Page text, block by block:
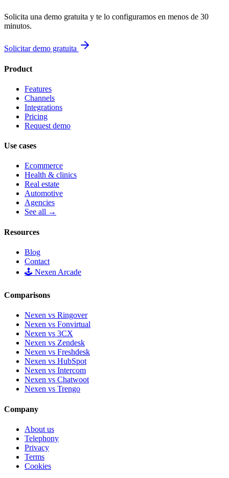
Solicita una demo gratuita y te lo configuramos en menos de 30
minutos.
Solicitar demo gratuita
Product
Features
Channels
Integrations
Pricing
Request demo
Use cases
Ecommerce
Health & clinics
Real estate
Automotive
Agencies
See all →
Resources
Blog
Contact
🕹️ Nexen Arcade
Comparisons
Nexen vs Ringover
Nexen vs Fonvirtual
Nexen vs 3CX
Nexen vs Zendesk
Nexen vs Freshdesk
Nexen vs HubSpot
Nexen vs Intercom
Nexen vs Chatwoot
Nexen vs Trengo
Company
About us
Telephony
Privacy
Terms
Cookies